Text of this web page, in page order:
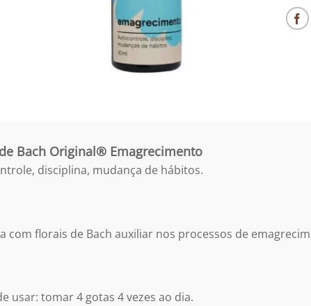
Bach Original® Emagrecimento
disciplina, mudança de hábitos.
com florais de Bach auxiliar nos processos de
usar: tomar 4 gotas 4 vezes ao dia.